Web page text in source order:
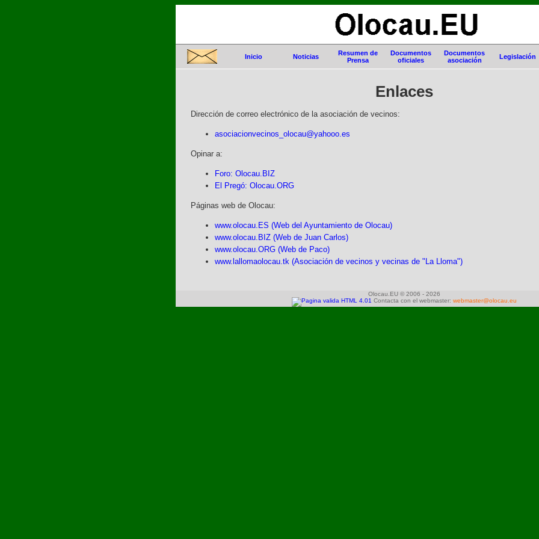
Inicio Noticias
Resumen de
Prensa
Documentos
oficiales
Documentos
asociación
Legislación
Enlaces
Dirección de correo electrónico de la asociación de vecinos:
asociacionvecinos_olocau@yahooo.es
Opinar a:
Foro: Olocau.BIZ
El Pregó: Olocau.ORG
Páginas web de Olocau:
www.olocau.ES (Web del Ayuntamiento de Olocau)
www.olocau.BIZ (Web de Juan Carlos)
www.olocau.ORG (Web de Paco)
www.lallomaolocau.tk (Asociación de vecinos y vecinas de "La Lloma")
Olocau.EU © 2006 - 2026
Contacta con el webmaster: webmaster@olocau.eu